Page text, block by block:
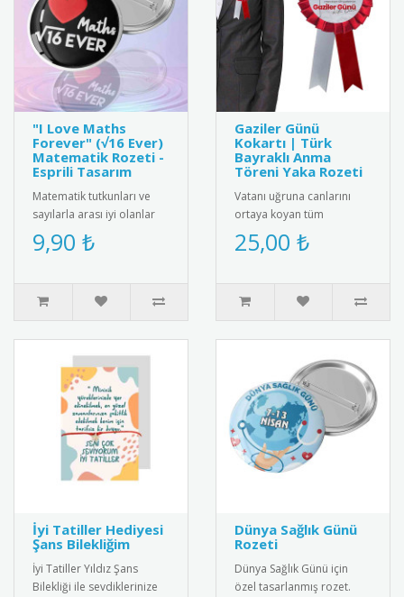
"I Love Maths
Forever" (√16 Ever)
Matematik Rozeti -
Esprili Tasarım
Matematik tutkunları ve
sayılarla arası iyi olanlar
için harika bir kelime
oyunu içeren "I ❤️ Maths ..
9,90 ₺
Gaziler Günü
Kokartı | Türk
Bayraklı Anma
Töreni Yaka Rozeti
Vatanı uğruna canlarını
ortaya koyan tüm
gazilerimizin Gaziler Günü
Kutlu Olsun" mesajı ve
25,00 ₺
İyi Tatiller Hediyesi
Şans Bilekliğim
İyi Tatiller Yıldız Şans
Bilekliği ile sevdiklerinize
Dünya Sağlık Günü
Rozeti
Dünya Sağlık Günü için
özel tasarlanmış rozet.